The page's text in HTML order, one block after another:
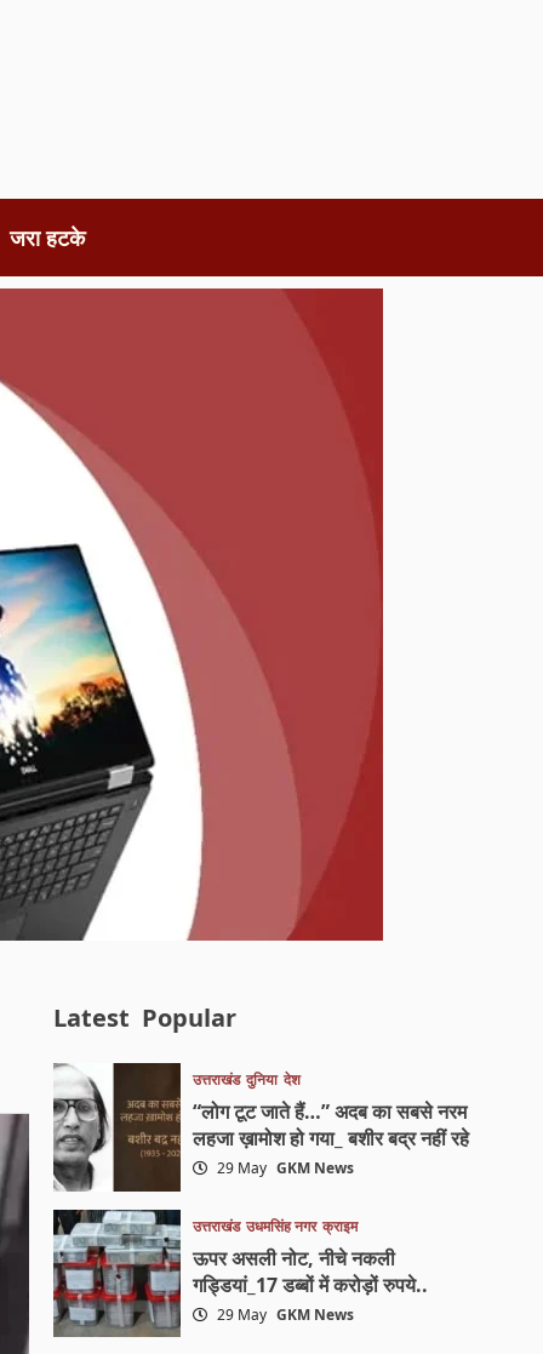
जरा हटके
Latest Popular
उत्तराखंड दुनिया देश
“लोग टूट जाते हैं…” अदब का सबसे नरम
लहजा ख़ामोश हो गया_ बशीर बद्र नहीं रहे
29 May GKM News
उत्तराखंड उधमसिंह नगर क्राइम
ऊपर असली नोट, नीचे नकली
गड्डियां_17 डब्बों में करोड़ों रुपये..
29 May GKM News